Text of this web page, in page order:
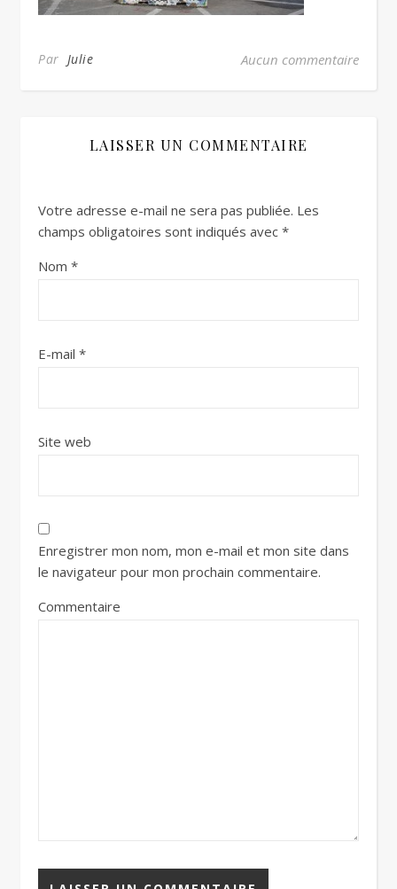
Par Julie Aucun commentaire
LAISSER UN COMMENTAIRE
Votre adresse e-mail ne sera pas publiée. Les
champs obligatoires sont indiqués avec *
Nom *
E-mail *
Site web
Enregistrer mon nom, mon e-mail et mon site dans
le navigateur pour mon prochain commentaire.
Commentaire